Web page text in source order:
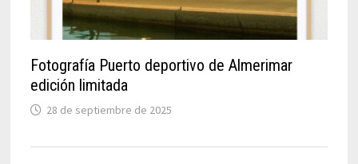
Fotografía Puerto deportivo de Almerimar
edición limitada
28 de septiembre de 2025